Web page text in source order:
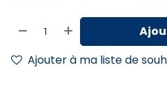
Ajouter à ma liste de